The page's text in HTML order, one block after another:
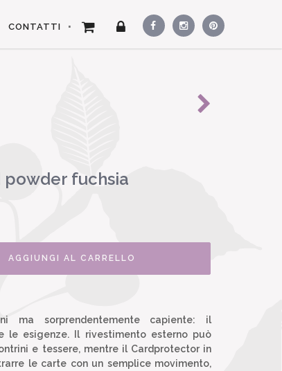
CONTATTI
fuchsia
AGGIUNGI AL CARRELLO
ma sorprendentemente capiente: il
le esigenze. Il rivestimento esterno può
e tessere, mentre il Cardprotector in
le carte con un semplice movimento,